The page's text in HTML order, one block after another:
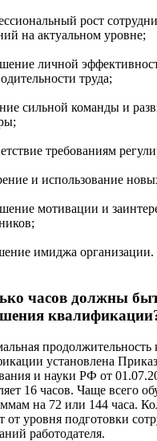
рост
на актуальном уровне;
личной
труда;
сильной команды и
требованиям
и использование
мотивации и
имиджа организации.
часов должны
установлена
и науки РФ от
16 часов. Чаще всего
на 72 или 144 часа.
от уровня подготовки
работодателя.